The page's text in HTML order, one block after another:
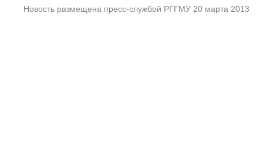
Новость размещена пресс-службой РГГМУ 20 марта 2013